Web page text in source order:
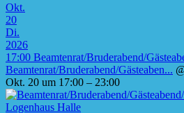
Okt.
20
Di.
2026
17:00 Beamtenrat/Bruderabend/
Beamtenrat/Bruderabend/Gästeaben...
Okt. 20 um 17:00 – 23:00